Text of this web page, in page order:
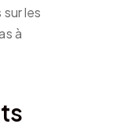
sur les
à